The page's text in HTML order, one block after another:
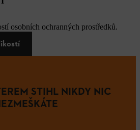
osobních ochranných prostředků.
STIHL NIKDY NIC